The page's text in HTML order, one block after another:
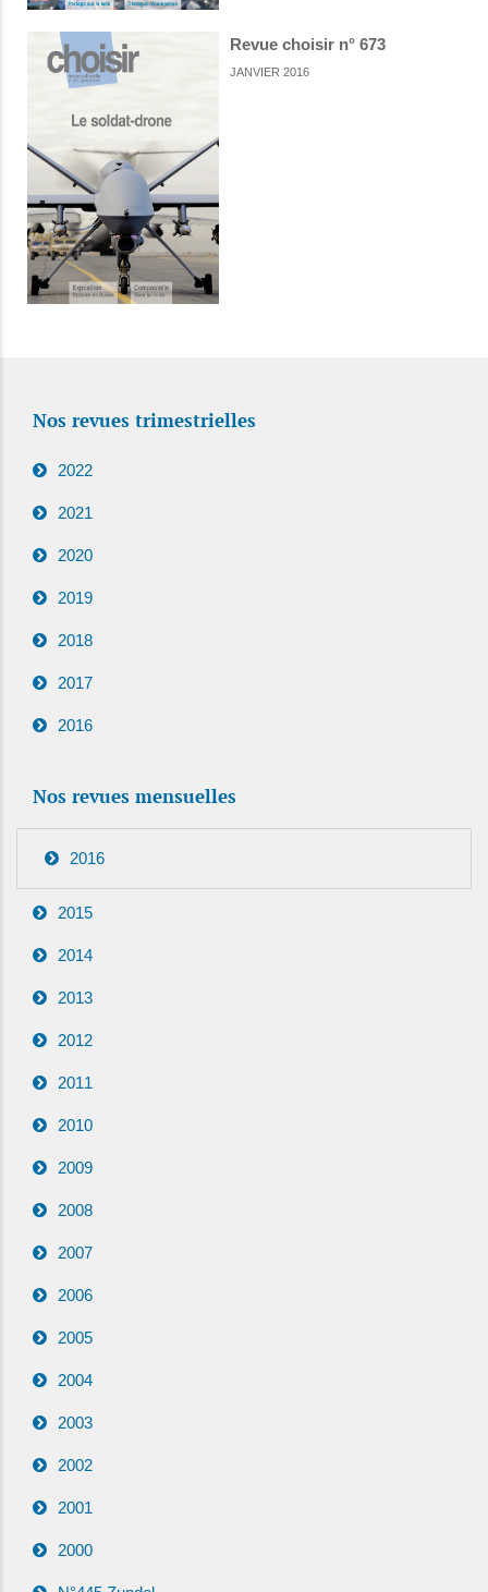
Revue choisir n° 673
JANVIER 2016
Nos revues trimestrielles
2022
2021
2020
2019
2018
2017
2016
Nos revues mensuelles
2016
2015
2014
2013
2012
2011
2010
2009
2008
2007
2006
2005
2004
2003
2002
2001
2000